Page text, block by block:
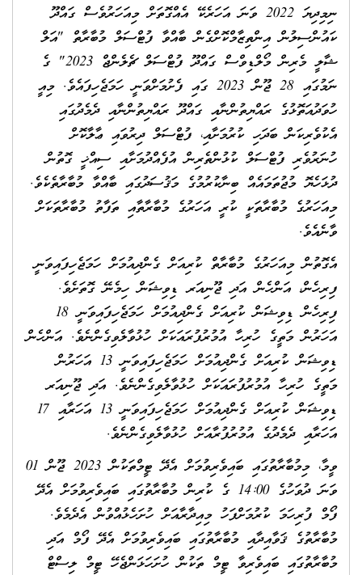
ނިމިދިޔަ 2022 ވަނަ އަހަރެކޭ އެއްގޮތަށް މިއަހަރުވެސް ގައްދޫ
ކައުންސިލުން އިންތިޒާމްކޮށްގެން ބާއްވާ ފުޓްސަލް މުބާރާތް "އަލް
ޝާލީ މެރިން މޯލްޑިވްސް ގައްދޫ ފުޓްސަލް ޗެލެންޖް 2023" ގެ
ނަމުގައި 28 ޖޫން 2023 ގައި ފެށުމަށްވަނީ ހަމަޖެހިފައެވެ. މިއީ
ހުވަދުއަތޮޅުގެ ރައްޔިތުންނާއި ގައްދޫ ރައްޔިތުންނާއި ދެމެދުގައި
އެކުވެރިކަން ބަދަހި ކުރުމަށާއި، ފުޓްސަލް ދިރުވައި ޢާލާކޮށް
ހުނަރުވެރި ފުޓްސަލް ކުޅުންތެރިން އުފެއްދުމަށާއި ސިއްޚީ ގޮތުން
ދުޅަހެޔޮ މުޖުތަމައެއް ބިނާކުރުމުގެ މަޤުސަދުގައި ބާއްވާ މުބާރާތެކެވެ.
މިއަހަރުގެ މުބާރާތަކީ ކުރީ އަހަރުގެ މުބާރާތާއި ތަފާތު މުބާރާތަކަށް
ވާނެއެވެ.
އެގޮތުން މިއަހަރުގެ މުބާރާތް ކުރިއަށް ގެންދިއުމަށް ހަމަޖެހިފައިވަނީ
ފިރިހެން، އަންހެން އަދި ޖޫނިއަރ ޑިވިޝަން ހިމެނޭ ގޮތަށެވެ.
ފިރިހެން ޑިވިޝަން ކުރިއަށް ގެންދިއުމަށް ހަމަޖެހިފައިވަނީ 18
އަހަރުން މަތީގެ ހުރިހާ އުމުރުފުރައަކަށް ހުޅުވާލެވިގެންނެވެ. އަންހެން
ޑިވިޝަން ކުރިއަށް ގެންދިއުމަށް ހަމަޖެހިފައިވަނީ 13 އަހަރުން
މަތީގެ ހުރިހާ އުމުރުފުރައަކަށް ހުޅުވާލެވިގެންނެވެ. އަދި ޖޫނިއަރ
ޑިވިޝަން ކުރިއަށް ގެންދިއުމަށް ހަމަޖެހިފައިވަނީ 13 އަހަރާއި 17
އަހަރާއި ދެމެދުގެ އުމުރުފުރާއަށް ހުޅުވާލެވިގެންނެވެ.
ވީމާ، މިމުބާރާތުގައި ބައިވެރިވުމަށް އެދޭ ޓީމްތަކުން 2023 ޖޫން 01
ވަނަ ދުވަހުގެ 14:00 ގެ ކުރިން މުބާރާތުގައި ބައިވެރިވުމަށް އެދޭ
ފޯމް ފުރިހަމަ ކުރުމަށްފަހު މިއިދާރާއަށް ހުށަހެޅުއްވުން އެދެމެވެ.
މުބާރާތުގެ ޤަވާއިދާއި މުބާރާތުގައި ބައިވެރިވުމަށް އެދޭ ފޯމް އަދި
މުބާރާތުގައި ބައިވެރިވާ ޓީމް ތަކުން ހުށަހަޅަންޖެހޭ ޓީމް ލިސްޓް